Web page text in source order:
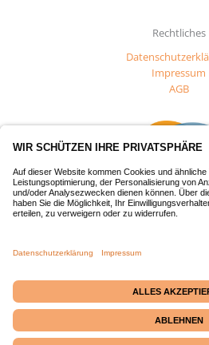
Rechtliches
Impressum
AGB
regionale Entwicklung
Passepartout-Werkstatt·